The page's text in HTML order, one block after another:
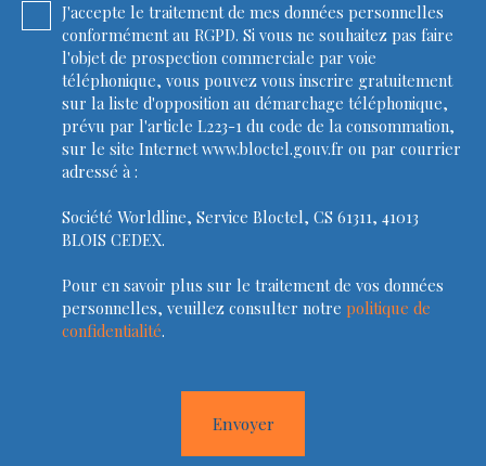
J'accepte le traitement de mes données personnelles
conformément au RGPD. Si vous ne souhaitez pas faire
l'objet de prospection commerciale par voie
téléphonique, vous pouvez vous inscrire gratuitement
sur la liste d'opposition au démarchage téléphonique,
prévu par l'article L223-1 du code de la consommation,
sur le site Internet www.bloctel.gouv.fr ou par courrier
adressé à :
Société Worldline, Service Bloctel, CS 61311, 41013
BLOIS CEDEX.
Pour en savoir plus sur le traitement de vos données
personnelles, veuillez consulter notre politique de
confidentialité.
Envoyer